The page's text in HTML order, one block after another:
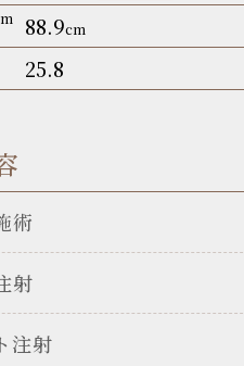
88.9cm
25.8
術
射
注射